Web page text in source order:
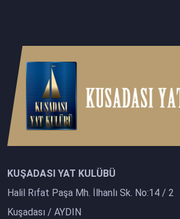
KUŞADASI YAT KULÜBÜ
Halil Rıfat Paşa Mh. İlhanlı Sk. No:14 / 2
Kuşadası / AYDIN